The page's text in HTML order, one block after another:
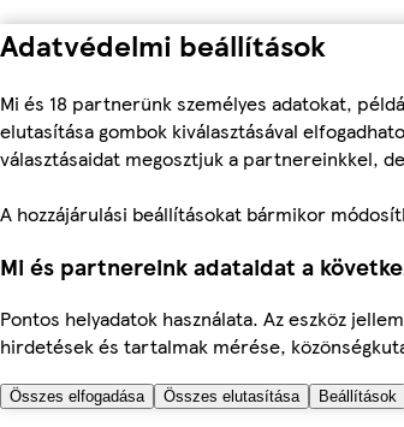
Adatvédelmi beállítások
Mi és 18 partnerünk személyes adatokat,
elutasítása gombok kiválasztásával
választásaidat megosztjuk a partnereinkkel,
A hozzájárulási beállításokat bármikor
Mi és partnereink adataidat a
Pontos helyadatok használata. Az eszköz
hirdetések és tartalmak mérése,
Összes elfogadása Összes elutasítása Beállítások